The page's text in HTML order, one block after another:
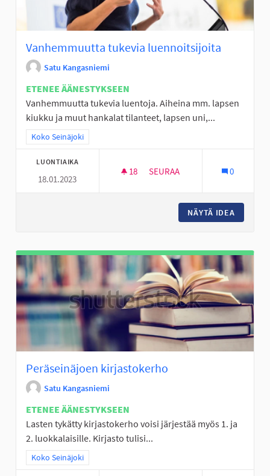
Vanhemmuutta tukevia luennoitsijoita
Satu Kangasniemi
ETENEE ÄÄNESTYKSEEN
Vanhemmuutta tukevia luentoja. Aiheina mm. lapsen
kiukku ja muut hankalat tilanteet, lapsen uni,...
Rajaa tulokset teeman mukaan: Koko Seinäjoki
Koko Seinäjoki
LUONTIAIKA
18.01.2023
18 18 SEURAAJAA
SEURAA 0
NÄYTÄ IDEA
Peräseinäjoen kirjastokerho
Satu Kangasniemi
ETENEE ÄÄNESTYKSEEN
Lasten tykätty kirjastokerho voisi järjestää myös 1. ja
2. luokkalaisille. Kirjasto tulisi...
Rajaa tulokset teeman mukaan: Koko Seinäjoki
Koko Seinäjoki